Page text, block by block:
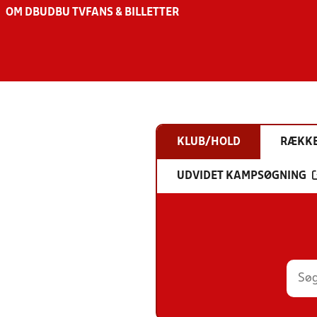
OM DBU DBU TV FANS & BILLETTER
KLUB/HOLD
UDVIDET KAMPSØGNING